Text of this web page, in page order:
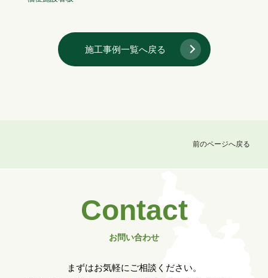
施工事例一覧へ戻る
前のページへ戻る
Contact
お問い合わせ
まずはお気軽にご相談ください。